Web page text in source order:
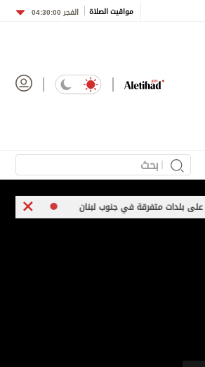
مواقيت الصلاة الفجر 04:30:00
في جنوب لبنان موجة انفلات أمني